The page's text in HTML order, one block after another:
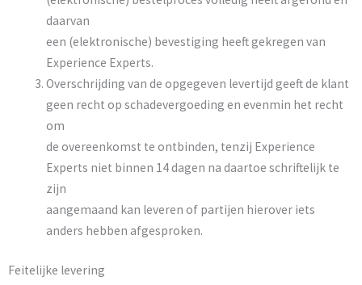
daarvan
een (elektronische) bevestiging heeft gekregen van
Experience Experts.
Overschrijding van de opgegeven levertijd geeft de klant
geen recht op schadevergoeding en evenmin het recht
om
de overeenkomst te ontbinden, tenzij Experience
Experts niet binnen 14 dagen na daartoe schriftelijk te
zijn
aangemaand kan leveren of partijen hierover iets
anders hebben afgesproken.
Feitelijke levering